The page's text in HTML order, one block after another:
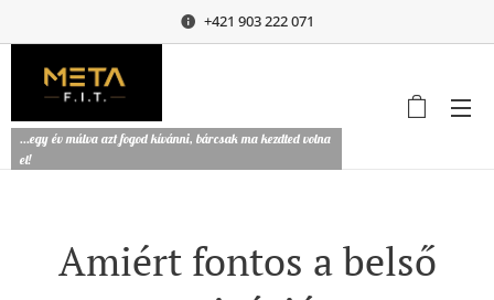
+421 903 222 071
...egy év múlva azt fogod kívánni, bárcsak ma kezdted volna
el!
Amiért fontos a belső